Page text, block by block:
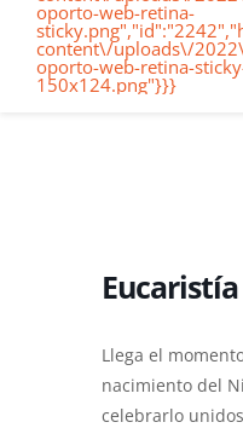
oporto-web-retina-
content\/uploads\/
oporto-web-retina-
150x124.png"}}}
Nuestro Cole
Llega el
nacimiento del
celebrarlo